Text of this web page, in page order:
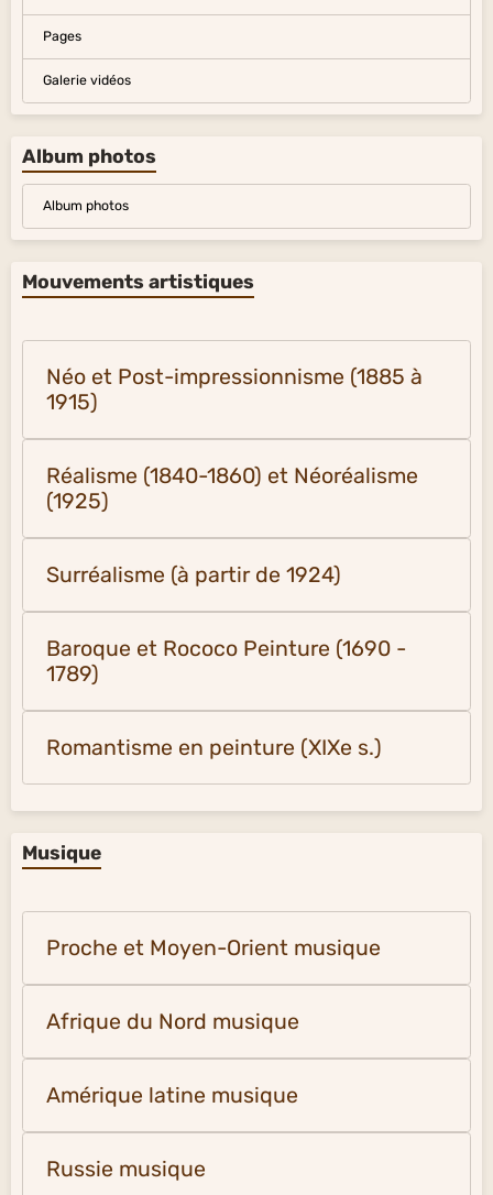
Pages
Galerie vidéos
Album photos
Album photos
Mouvements artistiques
Néo et Post-impressionnisme (1885 à
1915)
Réalisme (1840-1860) et Néoréalisme
(1925)
Surréalisme (à partir de 1924)
Baroque et Rococo Peinture (1690 -
1789)
Romantisme en peinture (XIXe s.)
Musique
Proche et Moyen-Orient musique
Afrique du Nord musique
Amérique latine musique
Russie musique